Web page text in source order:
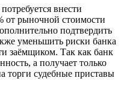
внести
от рыночной стоимости
подтвердить
уменьшить риски банка
заёмщиком. Так как банк
а получает только
торги судебные приставы